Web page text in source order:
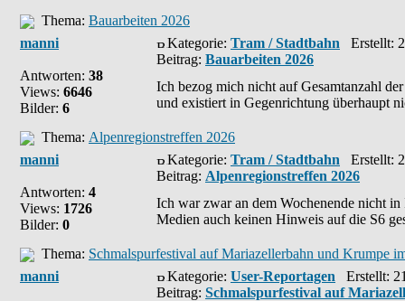
Thema: Bauarbeiten 2026
manni
Antworten: 38
Views: 6646
Bilder: 6
Kategorie: Tram / Stadtbahn Erstellt:
Beitrag: Bauarbeiten 2026
Ich bezog mich nicht auf Gesamtanzahl
und existiert in Gegenrichtung überhaupt
Thema: Alpenregionstreffen 2026
manni
Antworten: 4
Views: 1726
Bilder: 0
Kategorie: Tram / Stadtbahn Erstellt:
Beitrag: Alpenregionstreffen 2026
Ich war zwar an dem Wochenende nicht
Medien auch keinen Hinweis auf die S6
Thema: Schmalspurfestival auf Mariazellerbahn und Krumpe
manni
Kategorie: User-Reportagen Erstellt:
Beitrag: Schmalspurfestival auf